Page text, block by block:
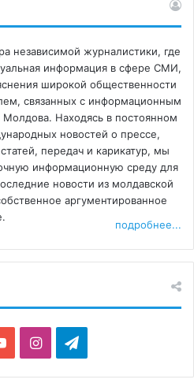
независимой журналистики, где
информация в сфере СМИ,
широкой общественности
связанных с информационным
Находясь в постоянном
новостей о прессе,
передач и карикатур, мы
информационную среду для
новости из молдавской
аргументированное
подробнее...
o
I
n
e